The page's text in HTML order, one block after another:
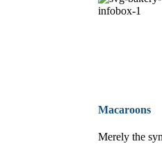
Macaroons
Merely the